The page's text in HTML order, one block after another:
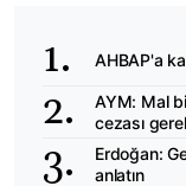
AHBAP'a
AYM: Mal
cezası
Erdoğan:
anlatın